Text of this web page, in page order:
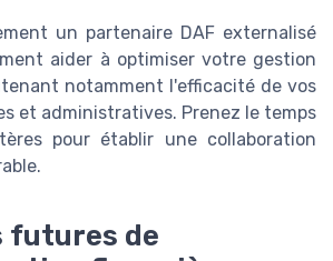
un partenaire DAF externalisé
aider à optimiser votre gestion
notamment l'efficacité de vos
et administratives. Prenez le temps
pour établir une collaboration
futures de